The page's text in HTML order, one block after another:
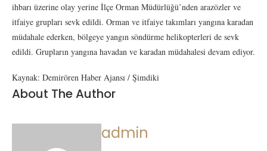
ihbarı üzerine olay yerine İlçe Orman Müdürlüğü’nden arazözler ve
itfaiye grupları sevk edildi. Orman ve itfaiye takımları yangına karadan
müdahale ederken, bölgeye yangın söndürme helikopterleri de sevk
edildi. Grupların yangına havadan ve karadan müdahalesi devam ediyor.
Kaynak: Demirören Haber Ajansı / Şimdiki
About The Author
admin